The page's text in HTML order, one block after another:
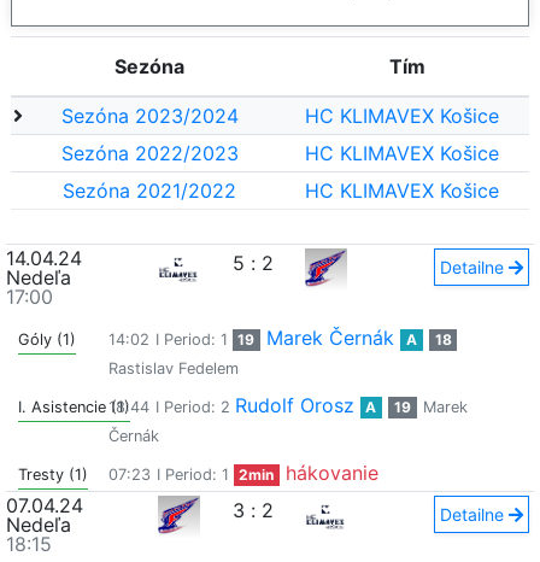
Sezóna Tím
Sezóna 2023/2024
HC KLIMAVEX Košice
Sezóna 2022/2023
HC KLIMAVEX Košice
Sezóna 2021/2022
HC KLIMAVEX Košice
14.04.24
Nedeľa
17:00
5 : 2 Detailne
Góly (1) 14:02 I Period: 1 19 Marek Černák A
18
Rastislav Fedelem
I. Asistencie (1)18:44 I Period: 2 Rudolf Orosz A 19
Marek
Černák
Tresty (1) 07:23 I Period: 1 2min
hákovanie
07.04.24
Nedeľa
18:15
3 : 2 Detailne